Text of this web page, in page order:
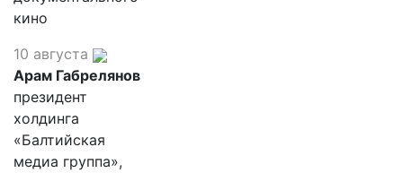
кино
10 августа
Арам Габрелянов
президент
холдинга
«Балтийская
медиа группа»,